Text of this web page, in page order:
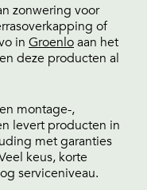
zonwering voor
of
in Groenloaan het
deze producten al
montage-,
levert producten in
met garanties
keus, korte
serviceniveau.